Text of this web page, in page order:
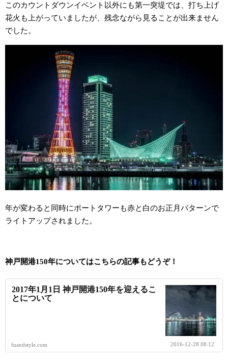
このカウントダウンイベント以外にも第一突堤では、打ち上げ
花火も上がっていましたが、残念ながら見ることが出来ません
でした。
年が変わると同時にポートタワーも赤と白のお正月パターンで
ライトアップされました。
神戸開港150年についてはこちらの記事もどうぞ！
2017年1月1日 神戸開港150年を迎えるこ
とについて
fuandstyle.com 2016-12-28 08:12